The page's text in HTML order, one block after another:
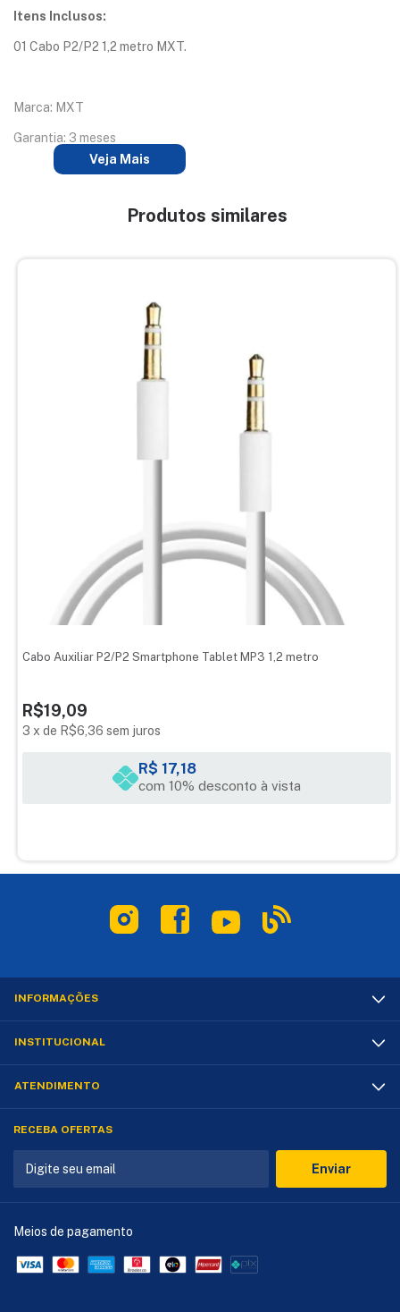
Itens Inclusos:
01 Cabo P2/P2 1,2 metro MXT.
Marca: MXT
Garantia: 3 meses
Veja Mais
Produtos similares
Cabo Auxiliar P2/P2 Smartphone Tablet MP3 1,2 metro
R$19,09
3 x de R$6,36 sem juros
R$ 17,18
com 10% desconto à vista
INFORMAÇÕES
INSTITUCIONAL
ATENDIMENTO
RECEBA OFERTAS
Meios de pagamento